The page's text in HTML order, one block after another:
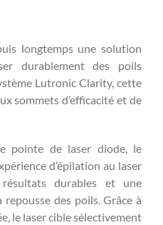
longtemps une solution
durablement des poils
Lutronic Clarity, cette
sommets d’efficacité et de
pointe de laser diode, le
d’épilation au laser
durables et une
des poils. Grâce à
le laser cible sélectivement